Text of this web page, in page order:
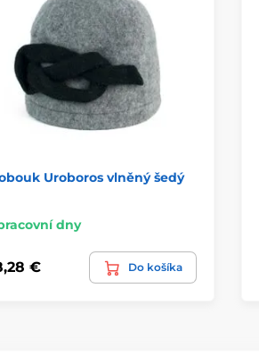
Uroboros vlněný šedý
dny
€ Do košíka